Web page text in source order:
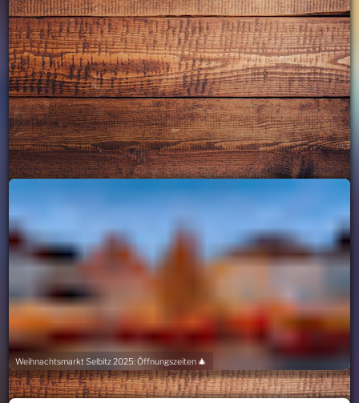
Weihnachtsmarkt Selbitz 2025: Öffnungszeiten 🎄